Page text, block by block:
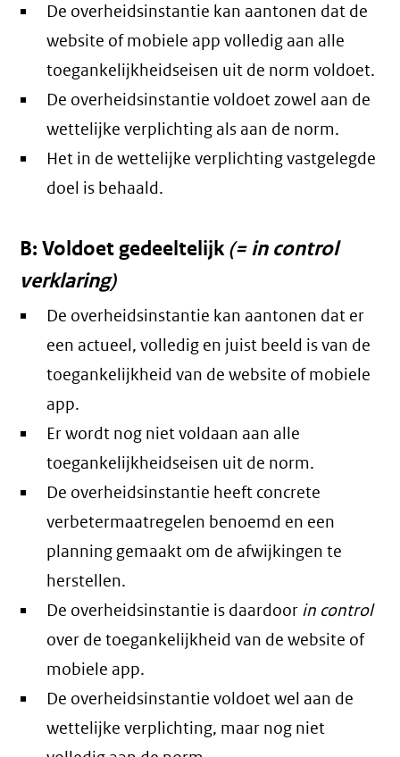
De overheidsinstantie kan aantonen dat de
website of mobiele app volledig aan alle
toegankelijkheidseisen uit de norm voldoet.
De overheidsinstantie voldoet zowel aan de
wettelijke verplichting als aan de norm.
Het in de wettelijke verplichting vastgelegde
doel is behaald.
B: Voldoet gedeeltelijk(= in control
verklaring)
De overheidsinstantie kan aantonen dat er
een actueel, volledig en juist beeld is van de
toegankelijkheid van de website of mobiele
app.
Er wordt nog niet voldaan aan alle
toegankelijkheidseisen uit de norm.
De overheidsinstantie heeft concrete
verbetermaatregelen benoemd en een
planning gemaakt om de afwijkingen te
herstellen.
De overheidsinstantie is daardoor in control
over de toegankelijkheid van de website of
mobiele app.
De overheidsinstantie voldoet wel aan de
wettelijke verplichting, maar nog niet